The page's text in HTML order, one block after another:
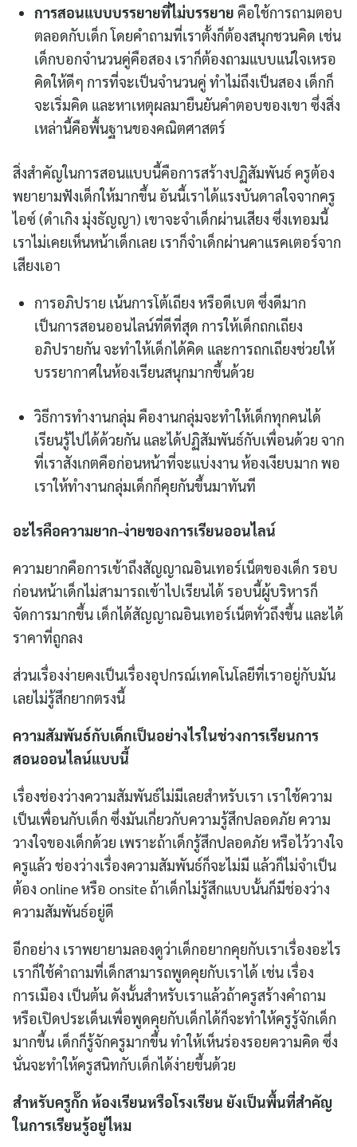
Search
การสอนแบบบรรยายที่ไม่บรรยาย คือใช้การถามตอบ
ตลอดกับเด็ก โดยคำถามที่เราตั้งก็ต้องสนุกชวนคิด เช่น
เด็กบอกจำนวนคู่คือสอง เราก็ต้องถามแบบแน่ใจเหรอ
คิดให้ดีๆ การที่จะเป็นจำนวนคู่ ทำไม่ถึงเป็นสอง เด็กก็
จะเริ่มคิด และหาเหตุผลมายืนยันคำตอบของเขา ซึ่งสิ่ง
เหล่านี้คือพื้นฐานของคณิตศาสตร์
สิ่งสำคัญในการสอนแบบนี้คือการสร้างปฏิสัมพันธ์ ครูต้อง
พยายามฟังเด็กให้มากขึ้น อันนี้เราได้แรงบันดาลใจจากครู
ไอซ์ (ดำเกิง มุ่งธัญญา) เขาจะจำเด็กผ่านเสียง ซึ่งเทอมนี้
เราไม่เคยเห็นหน้าเด็กเลย เราก็จำเด็กผ่านคาแรคเตอร์จาก
เสียงเอา
การอภิปราย เน้นการโต้เถียง หรือดีเบต ซึ่งดีมาก
เป็นการสอนออนไลน์ที่ดีที่สุด การให้เด็กถกเถียง
อภิปรายกัน จะทำให้เด็กได้คิด และการถกเถียงช่วยให้
บรรยากาศในห้องเรียนสนุกมากขึ้นด้วย
วิธีการทำงานกลุ่ม คืองานกลุ่มจะทำให้เด็กทุกคนได้
เรียนรู้ไปได้ด้วยกัน และได้ปฏิสัมพันธ์กับเพื่อนด้วย จาก
ที่เราสังเกตคือก่อนหน้าที่จะแบ่งงาน ห้องเงียบมาก พอ
เราให้ทำงานกลุ่มเด็กก็คุยกันขึ้นมาทันที
อะไรคือความยาก-ง่ายของการเรียนออนไลน์
ความยากคือการเข้าถึงสัญญาณอินเทอร์เน็ตของเด็ก รอบ
ก่อนหน้าเด็กไม่สามารถเข้าไปเรียนได้ รอบนี้ผู้บริหารก็
จัดการมากขึ้น เด็กได้สัญญาณอินเทอร์เน็ตทั่วถึงขึ้น และได้
ราคาที่ถูกลง
ส่วนเรื่องง่ายคงเป็นเรื่องอุปกรณ์เทคโนโลยีที่เราอยู่กับมัน
เลยไม่รู้สึกยากตรงนี้
ความสัมพันธ์กับเด็กเป็นอย่างไรในช่วงการเรียนการ
สอนออนไลน์แบบนี้
เรื่องช่องว่างความสัมพันธ์ไม่มีเลยสำหรับเรา เราใช้ความ
เป็นเพื่อนกับเด็ก ซึ่งมันเกี่ยวกับความรู้สึกปลอดภัย ความ
วางใจของเด็กด้วย เพราะถ้าเด็กรู้สึกปลอดภัย หรือไว้วางใจ
ครูแล้ว ช่องว่างเรื่องความสัมพันธ์ก็จะไม่มี แล้วก็ไม่จำเป็น
ต้อง online หรือ onsite ถ้าเด็กไม่รู้สึกแบบนั้นก็มีช่องว่าง
ความสัมพันธ์อยู่ดี
อีกอย่าง เราพยายามลองดูว่าเด็กอยากคุยกับเราเรื่องอะไร
เราก็ใช้คำถามที่เด็กสามารถพูดคุยกับเราได้ เช่น เรื่อง
การเมือง เป็นต้น ดังนั้นสำหรับเราแล้วถ้าครูสร้างคำถาม
หรือเปิดประเด็นเพื่อพูดคุยกับเด็กได้ก็จะทำให้ครูรู้จักเด็ก
มากขึ้น เด็กก็รู้จักครูมากขึ้น ทำให้เห็นร่องรอยความคิด ซึ่ง
นั่นจะทำให้ครูสนิทกับเด็กได้ง่ายขึ้นด้วย
สำหรับครูกั๊ก ห้องเรียนหรือโรงเรียน ยังเป็นพื้นที่สำคัญ
ในการเรียนรู้อยู่ไหม